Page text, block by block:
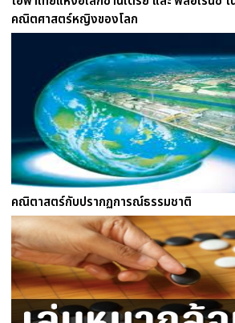
คณิตศาสตร์หญิงของโลก
คณิตาสตร์กับปรากฏการณ์ธรรมชาติ